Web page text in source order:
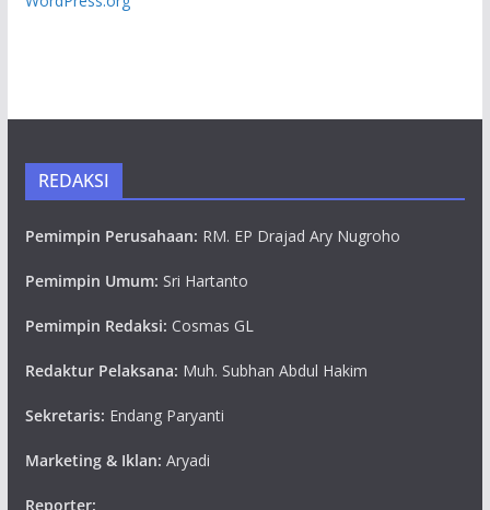
REDAKSI
Pemimpin Perusahaan: RM. EP Drajad Ary Nugroho
Pemimpin Umum: Sri Hartanto
Pemimpin Redaksi: Cosmas GL
Redaktur Pelaksana: Muh. Subhan Abdul Hakim
Sekretaris: Endang Paryanti
Marketing & Iklan: Aryadi
Reporter: